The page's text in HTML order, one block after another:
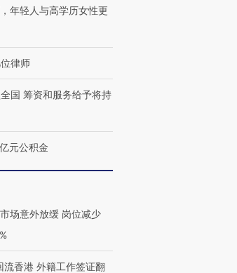
代 用街头抗争将教
机”？难民潮撕裂西班牙
【商旅对话】华住集团
年轻人与高学历女性更
律师
国 筹资和服务给予将持
元公积金
场意外放缓 岗位减少
流香港 外籍工作签证翻